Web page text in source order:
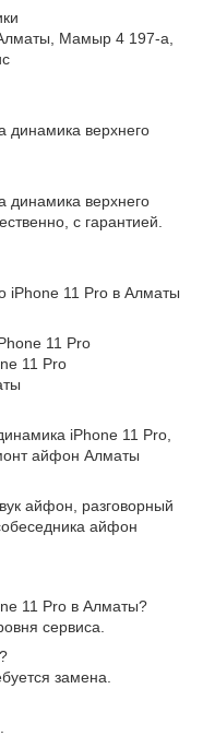
Мамыр 4 197-а,
верхнего
верхнего
с гарантией.
iPhone 11 Pro в Алматы
11 Pro
11 Pro
iPhone 11 Pro,
айфон Алматы
айфон, разговорный
айфон
11 Pro в Алматы?
сервиса.
замена.